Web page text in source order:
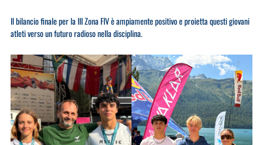
​Il bilancio finale per la III Zona FIV è ampiamente positivo e proietta questi giovani
atleti verso un futuro radioso nella disciplina.